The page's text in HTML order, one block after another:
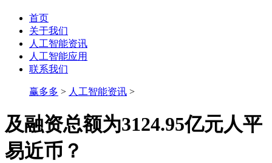
首页
关于我们
人工智能资讯
人工智能应用
联系我们
赢多多 > 人工智能资讯 >
及融资总额为3124.95亿元人平
易近币？